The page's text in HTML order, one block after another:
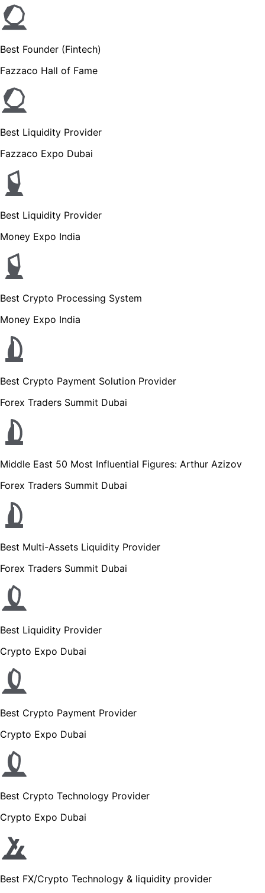
Best Founder (Fintech)
Fazzaco Hall of Fame
Best Liquidity Provider
Fazzaco Expo Dubai
Best Liquidity Provider
Money Expo India
Best Crypto Processing System
Money Expo India
Best Crypto Payment Solution Provider
Forex Traders Summit Dubai
Middle East 50 Most Influential Figures: Arthur Azizov
Forex Traders Summit Dubai
Best Multi-Assets Liquidity Provider
Forex Traders Summit Dubai
Best Liquidity Provider
Crypto Expo Dubai
Best Crypto Payment Provider
Crypto Expo Dubai
Best Crypto Technology Provider
Crypto Expo Dubai
Best FX/Crypto Technology & liquidity provider